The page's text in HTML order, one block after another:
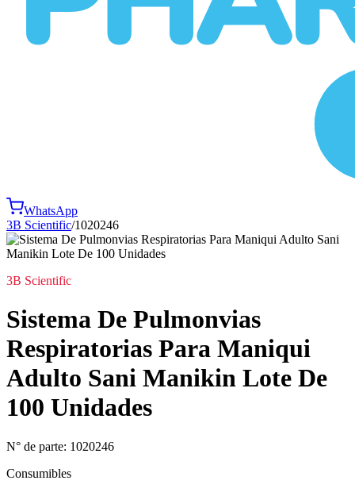
WhatsApp
3B Scientific/1020246
3B Scientific
Sistema De Pulmonvias
Respiratorias Para Maniqui
Adulto Sani Manikin Lote De
100 Unidades
N° de parte: 1020246
Consumibles